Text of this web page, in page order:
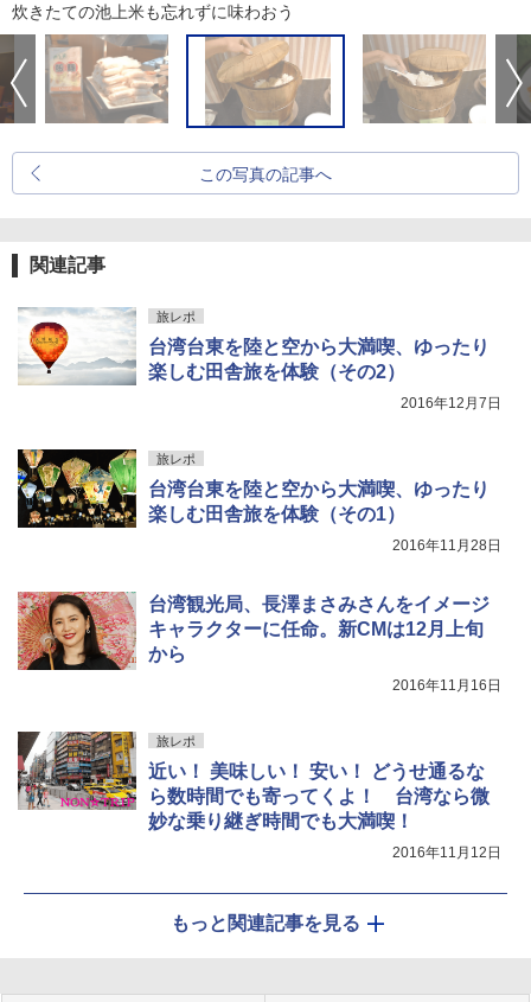
炊きたての池上米も忘れずに味わおう
この写真の記事へ
関連記事
旅レポ
台湾台東を陸と空から大満喫、ゆったり
楽しむ田舎旅を体験（その2）
2016年12月7日
旅レポ
台湾台東を陸と空から大満喫、ゆったり
楽しむ田舎旅を体験（その1）
2016年11月28日
台湾観光局、長澤まさみさんをイメージ
キャラクターに任命。新CMは12月上旬
から
2016年11月16日
旅レポ
近い！ 美味しい！ 安い！ どうせ通るな
ら数時間でも寄ってくよ！ 台湾なら微
妙な乗り継ぎ時間でも大満喫！
2016年11月12日
もっと関連記事を見る